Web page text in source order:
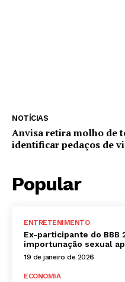
NOTÍCIAS
Anvisa retira molho de
identificar pedaços de
Popular
ENTRETENIMENTO
Ex-participante do BBB
importunação sexual
19 de janeiro de 2026
ECONOMIA